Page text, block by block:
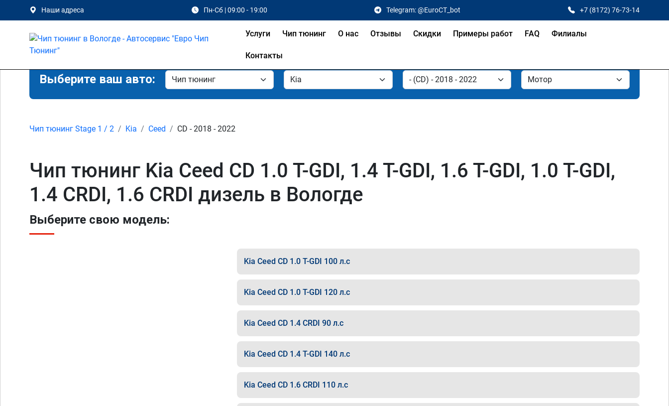
Наши адреса Пн-Сб | 09:00 - 19:00 Telegram: @EuroCT_bot +7 (8172) 76-73-14
Услуги Чип тюнинг О нас Отзывы Скидки Примеры работ FAQ Филиалы
Контакты
Выберите ваш авто:
Чип тюнинг Stage 1 / 2 Kia Ceed CD - 2018 - 2022
Чип тюнинг Kia Ceed CD 1.0 T-GDI, 1.4 T-GDI, 1.6 T-GDI, 1.0 T-GDI,
1.4 CRDI, 1.6 CRDI дизель в Вологде
Выберите свою модель:
Kia Ceed CD 1.0 T-GDI 100 л.с
Kia Ceed CD 1.0 T-GDI 120 л.с
Kia Ceed CD 1.4 CRDI 90 л.с
Kia Ceed CD 1.4 T-GDI 140 л.с
Kia Ceed CD 1.6 CRDI 110 л.с